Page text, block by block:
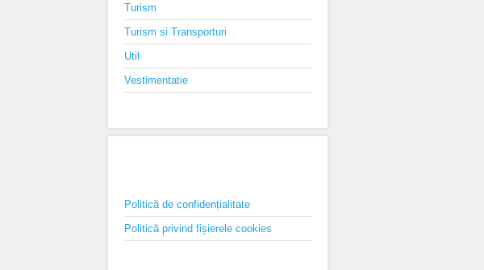
Turism
Turism si Transporturi
Util
Vestimentatie
Politică de confidențialitate
Politică privind fișierele cookies